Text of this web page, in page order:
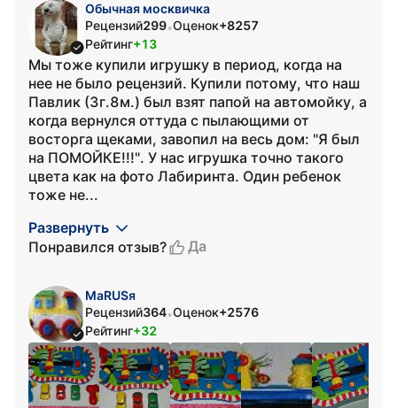
Обычная москвичка
Рецензий299•Оценок+8257
Рейтинг+13
Мы тоже купили игрушку в период, когда на
нее не было рецензий. Купили потому, что наш
Павлик (3г.8м.) был взят папой на автомойку, а
когда вернулся оттуда с пылающими от
восторга щеками, завопил на весь дом: "Я был
на ПОМОЙКЕ!!!". У нас игрушка точно такого
цвета как на фото Лабиринта. Один ребенок
тоже не...
Развернуть
Понравился отзыв?
Да
МаRUSя
Рецензий364•Оценок+2576
Рейтинг+32